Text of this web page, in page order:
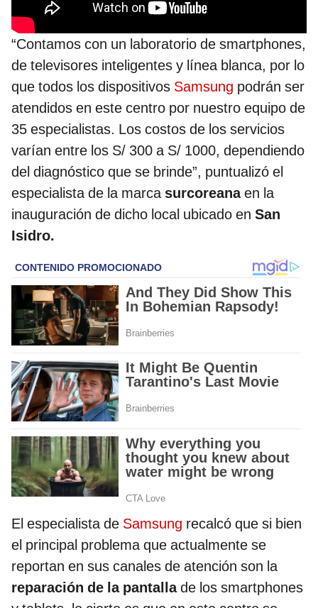
“Contamos con un laboratorio de smartphones,
de televisores inteligentes y línea blanca, por lo
que todos los dispositivos Samsung podrán ser
atendidos en este centro por nuestro equipo de
35 especialistas. Los costos de los servicios
varían entre los S/ 300 a S/ 1000, dependiendo
del diagnóstico que se brinde”, puntualizó el
especialista de la marcasurcoreanaen la
inauguración de dicho local ubicado en San
Isidro.
El especialista de Samsung recalcó que si bien
el principal problema que actualmente se
reportan en sus canales de atención son la
reparación de la pantallade los smartphones